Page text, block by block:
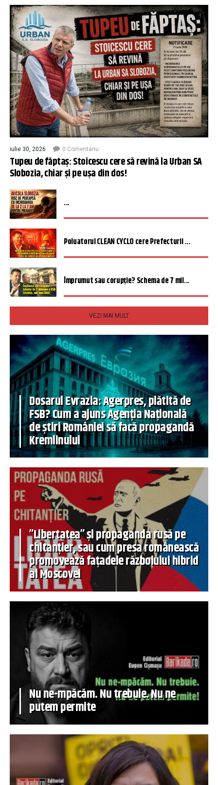
iulie 30, 2026 0 Comentariu
Tupeu de făptaș: Stoicescu cere să revină la Urban SA
Slobozia, chiar și pe ușa din dos!
...
Poluatorul CLEAN CYCLO cere Prefecturii ...
Împrumut sau corupție? Schema de 7 mil...
VEZI MAI MULT
Dosarul Evrazia: Agerpres, plătită de
FSB? Cum a ajuns Agenția Națională
de știri României să facă propagandă
Kremlinului
”Libertatea” și propaganda rusă pe
chitanțier, sau cum presa românească
promovează fațadele războiului hibrid
al Moscovei
Nu ne-mpăcăm. Nu trebuie. Nu ne
putem permite